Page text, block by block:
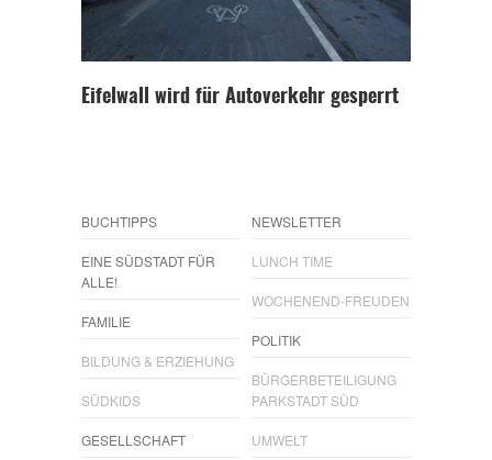
Eifelwall wird für Autoverkehr gesperrt
BUCHTIPPS
EINE SÜDSTADT FÜR
ALLE!
FAMILIE
BILDUNG & ERZIEHUNG
SÜDKIDS
GESELLSCHAFT
NEWSLETTER
LUNCH TIME
WOCHENEND-FREUDEN
POLITIK
BÜRGERBETEILIGUNG
PARKSTADT SÜD
UMWELT